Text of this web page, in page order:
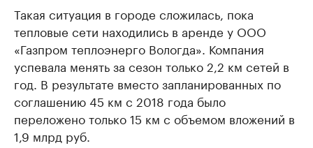
Такая ситуация в городе сложилась, пока
тепловые сети находились в аренде у ООО
«Газпром теплоэнерго Вологда». Компания
успевала менять за сезон только 2,2 км сетей в
год. В результате вместо запланированных по
соглашению 45 км с 2018 года было
переложено только 15 км с объемом вложений в
1,9 млрд руб.